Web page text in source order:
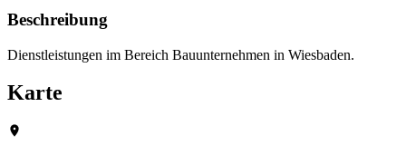
Beschreibung
Dienstleistungen im Bereich Bauunternehmen in Wiesbaden.
Karte